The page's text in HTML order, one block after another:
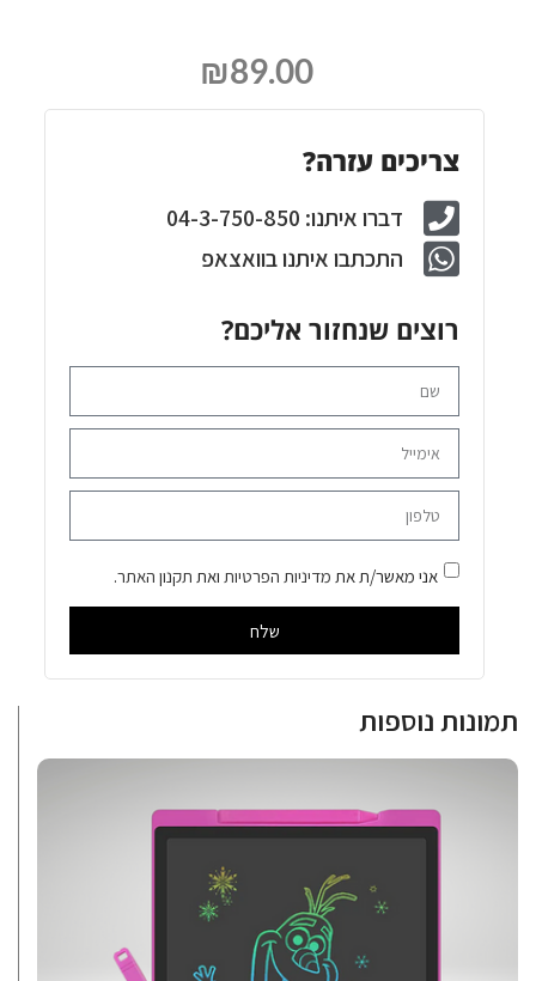
₪89.00
צריכים עזרה?
דברו איתנו: 04-3-750-850
התכתבו איתנו בוואצאפ
רוצים שנחזור אליכם?
אני מאשר/ת את מדיניות הפרטיות ואת תקנון האתר.
שלח
תמונות נוספות